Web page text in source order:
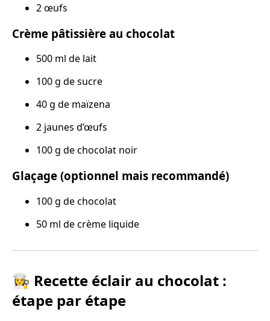
2 œufs
Crème pâtissière au chocolat
500 ml de lait
100 g de sucre
40 g de maïzena
2 jaunes d’œufs
100 g de chocolat noir
Glaçage (optionnel mais recommandé)
100 g de chocolat
50 ml de crème liquide
👩‍🍳 Recette éclair au chocolat :
étape par étape